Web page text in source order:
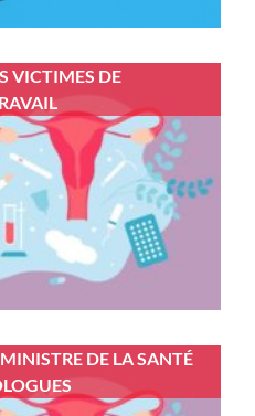
VICTIMES DE
DE LA SANTÉ